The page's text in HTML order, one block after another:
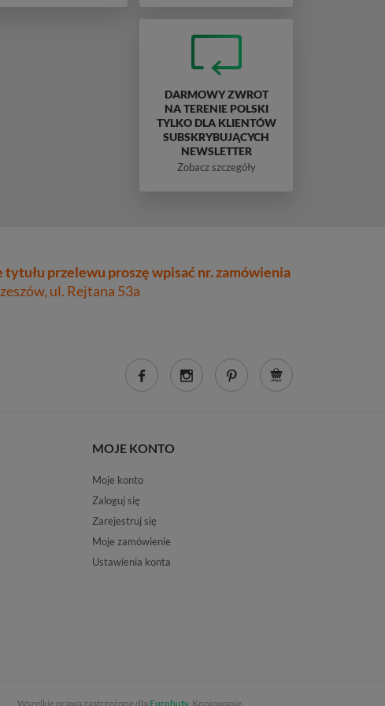
DARMOWY ZWROT
NA TERENIE POLSKI
TYLKO DLA KLIENTÓW
SUBSKRYBUJĄCYCH
NEWSLETTER
Zobacz szczegóły
tytułu przelewu proszę wpisać nr. zamówienia
ul. Rejtana 53a
MOJE KONTO
Moje konto
Zaloguj się
Zarejestruj się
Moje zamówienie
Ustawienia konta
Wszelkie prawa zastrzeżone dla Eurobuty. Kopiowanie,